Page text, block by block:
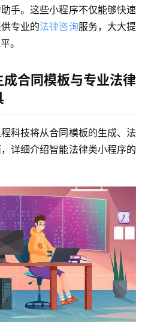
手。这些小程序不仅能够快速
专业的法律咨询服务，大大提
。
合同模板与专业法律
科技将从合同模板的生成、法
详细介绍智能法律类小程序的